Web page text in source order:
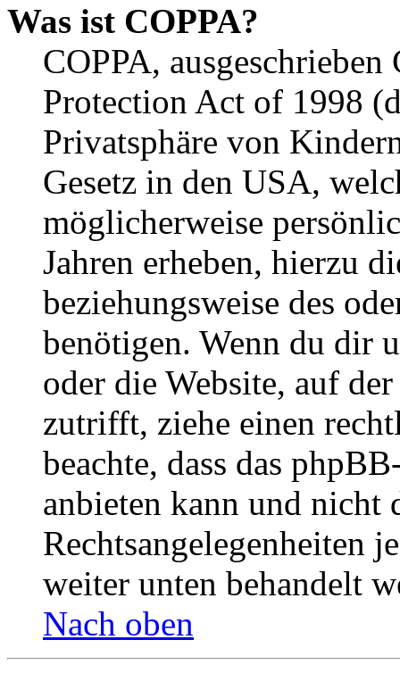
Was ist COPPA?
COPPA,
Protection Act of 1998
Privatsphäre von
Gesetz in den USA,
möglicherweise
Jahren erheben, hierzu
beziehungsweise des
benötigen. Wenn du dir
oder die Website, auf
zutrifft, ziehe einen
beachte, dass das
anbieten kann und nicht
Rechtsangelegenheiten
weiter unten behandelt
Nach oben